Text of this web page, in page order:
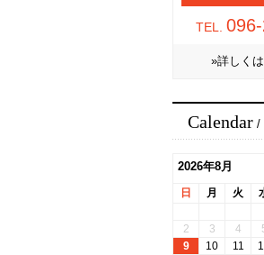
TEL.
»詳しく
Calendar /